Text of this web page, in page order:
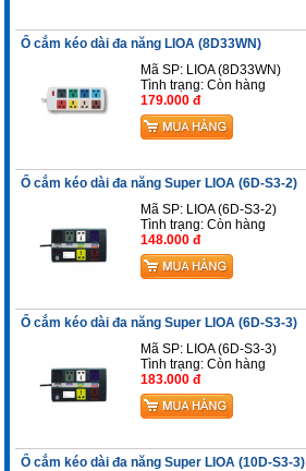
Ổ cắm kéo dài đa năng LIOA (8D33WN)
Mã SP: LIOA (8D33WN)
Tình trạng:Còn hàng
179.000 đ
Ổ cắm kéo dài đa năng Super LIOA (6D-S3-2)
Mã SP: LIOA (6D-S3-2)
Tình trạng:Còn hàng
148.000 đ
Ổ cắm kéo dài đa năng Super LIOA (6D-S3-3)
Mã SP: LIOA (6D-S3-3)
Tình trạng:Còn hàng
183.000 đ
Ổ cắm kéo dài đa năng Super LIOA (10D-S3-3)